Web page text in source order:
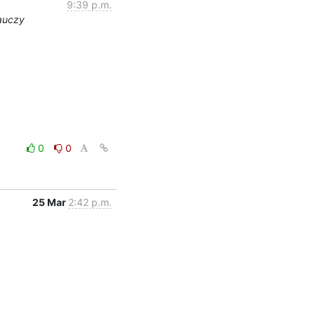
9:39 p.m.
0 0
25 Mar 2:42 p.m.